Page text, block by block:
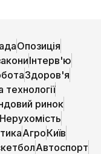
Опозиція
Інтерв'ю
Здоров'я
технології
ринок
Нерухомість
АгроКиїв
Автоспорт